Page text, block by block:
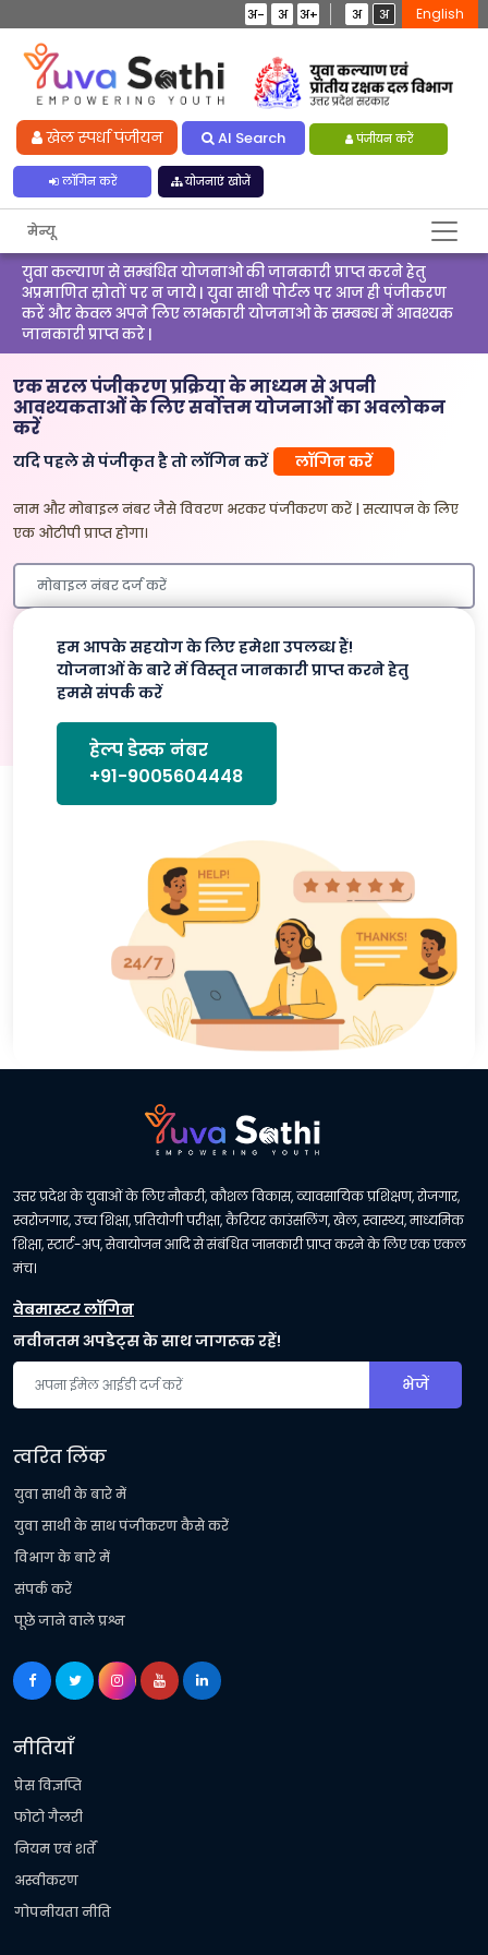
अ- अ अ+ अ अ English
खेल स्पर्धा पंजीयन AI Search पंजीयन करें
लॉगिन करें योजनाएं खोजें
मेन्यू
युवा कल्याण से सम्बंधित योजनाओ की जानकारी प्राप्त करने हेतु
अप्रमाणित स्रोतों पर न जाये | युवा साथी पोर्टल पर आज ही पंजीकरण
करें और केवल अपने लिए लाभकारी योजनाओ के सम्बन्ध में आवश्यक
जानकारी प्राप्त करे |
एक सरल पंजीकरण प्रक्रिया के माध्यम से अपनी
आवश्यकताओं के लिए सर्वोत्तम योजनाओं का अवलोकन
करें
यदि पहले से पंजीकृत है तो लॉगिन करें लॉगिन करें
नाम और मोबाइल नंबर जैसे विवरण भरकर पंजीकरण करें | सत्यापन के लिए
एक ओटीपी प्राप्त होगा।
प्रमाणित करे
हम आपके सहयोग के लिए हमेशा उपलब्ध हैं!
योजनाओं के बारे में विस्तृत जानकारी प्राप्त करने हेतु
हमसे संपर्क करें
हेल्प डेस्क नंबर
+91-9005604448
उत्तर प्रदेश के युवाओं के लिए नौकरी, कौशल विकास, व्यावसायिक प्रशिक्षण, रोजगार,
स्वरोजगार, उच्च शिक्षा, प्रतियोगी परीक्षा, कैरियर काउंसलिंग, खेल, स्वास्थ्य, माध्यमिक
शिक्षा, स्टार्ट-अप, सेवायोजन आदि से संबंधित जानकारी प्राप्त करने के लिए एक एकल
मंच।
वेबमास्टर लॉगिन
नवीनतम अपडेट्स के साथ जागरूक रहें!
भेजें
त्वरित लिंक
युवा साथी के बारे में
युवा साथी के साथ पंजीकरण कैसे करें
विभाग के बारे में
संपर्क करें
पूछे जाने वाले प्रश्न
नीतियाँ
प्रेस विज्ञप्ति
फोटो गैलरी
नियम एवं शर्तें
अस्वीकरण
गोपनीयता नीति